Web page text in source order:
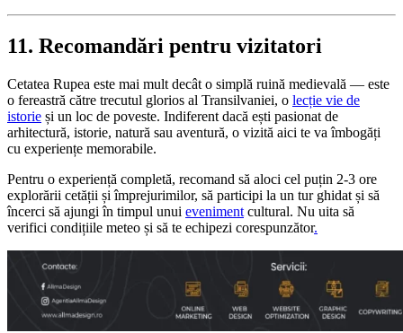
11. Recomandări pentru vizitatori
Cetatea Rupea este mai mult decât o simplă ruină medievală — este
o fereastră către trecutul glorios al Transilvaniei, o lecție vie de
istorie și un loc de poveste. Indiferent dacă ești pasionat de
arhitectură, istorie, natură sau aventură, o vizită aici te va îmbogăți
cu experiențe memorabile.
Pentru o experiență completă, recomand să aloci cel puțin 2-3 ore
explorării cetății și împrejurimilor, să participi la un tur ghidat și să
încerci să ajungi în timpul unui eveniment cultural. Nu uita să
verifici condițiile meteo și să te echipezi corespunzător.